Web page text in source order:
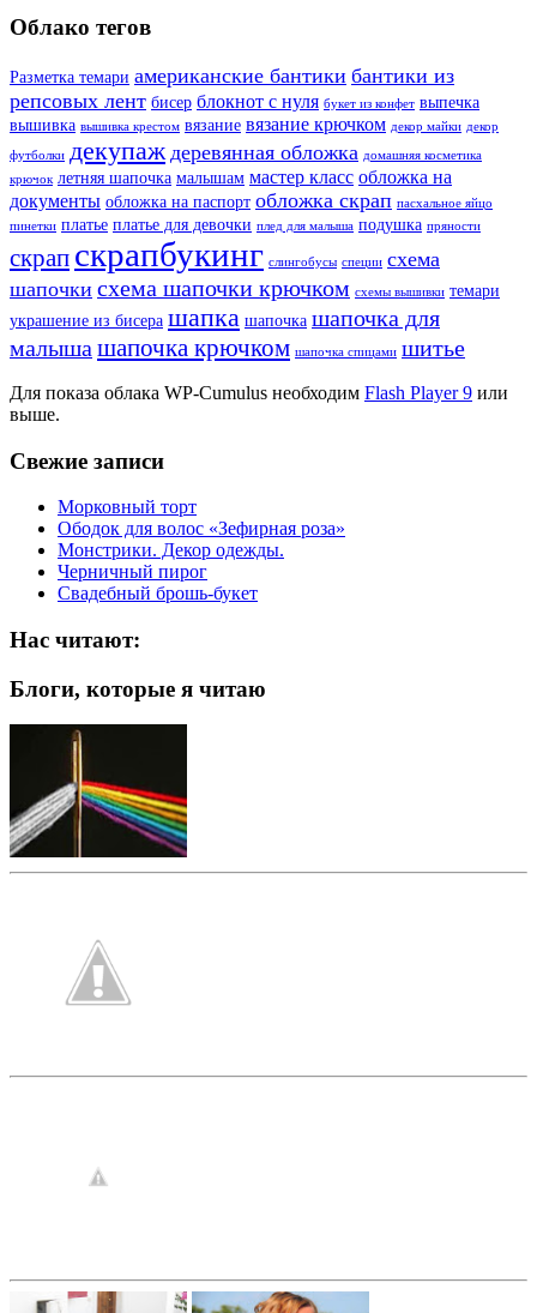
Облако тегов
Разметка темари американские бантики бантики из
репсовых лент бисер блокнот с нуля букет из конфет выпечка
вышивка вышивка крестом вязание вязание крючком декор майки декор
футболки декупаж деревянная обложка домашняя косметика
крючок летняя шапочка малышам мастер класс обложка на
документы обложка на паспорт обложка скрап пасхальное яйцо
пинетки платье платье для девочки плед для малыша подушка пряности
скрап скрапбукинг слингобусы специи схема
шапочки схема шапочки крючком схемы вышивки темари
украшение из бисера шапка шапочка шапочка для
малыша шапочка крючком шапочка спицами шитье
Для показа облака WP-Cumulus необходим Flash Player 9 или
выше.
Свежие записи
Морковный торт
Ободок для волос «Зефирная роза»
Монстрики. Декор одежды.
Черничный пирог
Свадебный брошь-букет
Нас читают:
Блоги, которые я читаю